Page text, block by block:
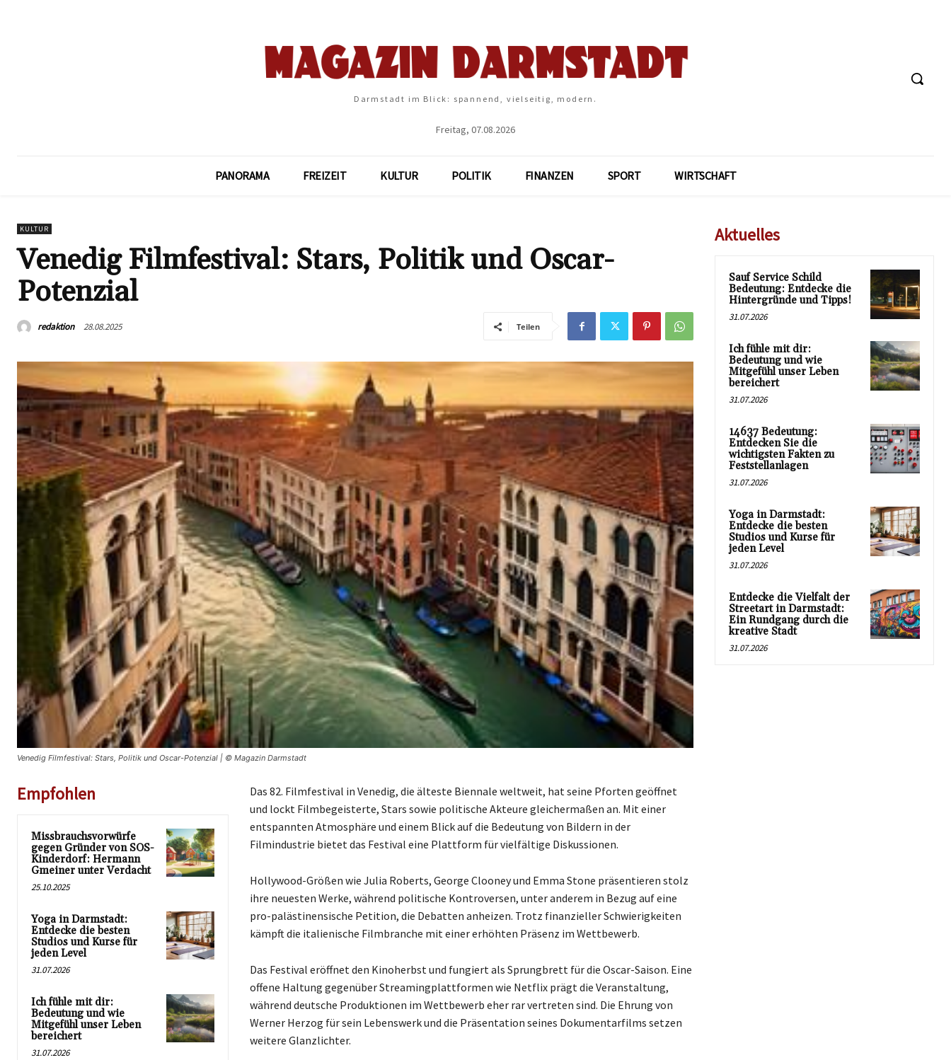
Darmstadt im Blick: spannend, vielseitig, modern.
Freitag, 07.08.2026
PANORAMA FREIZEIT KULTUR POLITIK FINANZEN SPORT WIRTSCHAFT
KULTUR
Venedig Filmfestival: Stars, Politik und Oscar-
Potenzial
redaktion 28.08.2025 Teilen
Venedig Filmfestival: Stars, Politik und Oscar-Potenzial | © Magazin Darmstadt
Empfohlen
Missbrauchsvorwürfe
gegen Gründer von SOS-
Kinderdorf: Hermann
Gmeiner unter Verdacht
25.10.2025
Yoga in Darmstadt:
Entdecke die besten
Studios und Kurse für
jeden Level
31.07.2026
Ich fühle mit dir:
Bedeutung und wie
Mitgefühl unser Leben
bereichert
31.07.2026
Das 82. Filmfestival in Venedig, die älteste Biennale weltweit, hat seine Pforten geöffnet
und lockt Filmbegeisterte, Stars sowie politische Akteure gleichermaßen an. Mit einer
entspannten Atmosphäre und einem Blick auf die Bedeutung von Bildern in der
Filmindustrie bietet das Festival eine Plattform für vielfältige Diskussionen.
Hollywood-Größen wie Julia Roberts, George Clooney und Emma Stone präsentieren stolz
ihre neuesten Werke, während politische Kontroversen, unter anderem in Bezug auf eine
pro-palästinensische Petition, die Debatten anheizen. Trotz finanzieller Schwierigkeiten
kämpft die italienische Filmbranche mit einer erhöhten Präsenz im Wettbewerb.
Das Festival eröffnet den Kinoherbst und fungiert als Sprungbrett für die Oscar-Saison. Eine
offene Haltung gegenüber Streamingplattformen wie Netflix prägt die Veranstaltung,
während deutsche Produktionen im Wettbewerb eher rar vertreten sind. Die Ehrung von
Werner Herzog für sein Lebenswerk und die Präsentation seines Dokumentarfilms setzen
weitere Glanzlichter.
Aktuelles
Sauf Service Schild
Bedeutung: Entdecke die
Hintergründe und Tipps!
31.07.2026
Ich fühle mit dir:
Bedeutung und wie
Mitgefühl unser Leben
bereichert
31.07.2026
14637 Bedeutung:
Entdecken Sie die
wichtigsten Fakten zu
Feststellanlagen
31.07.2026
Yoga in Darmstadt:
Entdecke die besten
Studios und Kurse für
jeden Level
31.07.2026
Entdecke die Vielfalt der
Streetart in Darmstadt:
Ein Rundgang durch die
kreative Stadt
31.07.2026